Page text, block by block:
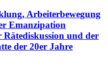
Arbeiterbewegung
Emanzipation
und der
der 20er Jahre